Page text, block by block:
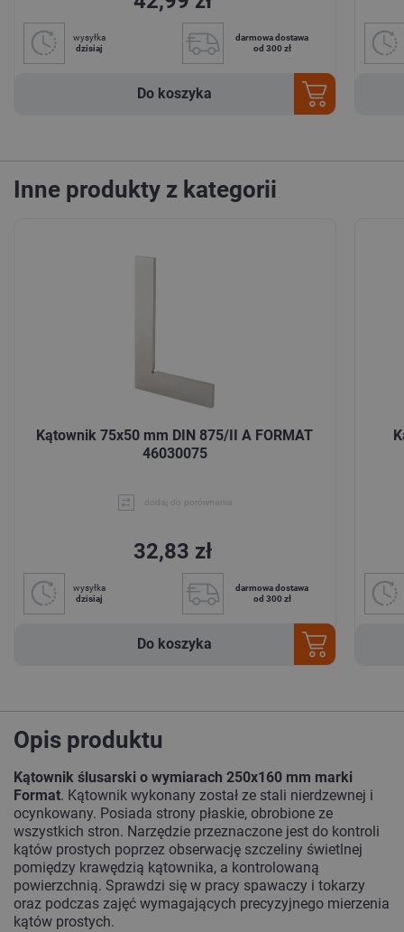
wysyłka
dzisiaj
darmowa dostawa
od 300 zł
Do koszyka
Inne produkty z kategorii
Kątownik 75x50 mm DIN 875/II A FORMAT
46030075
dodaj do porównania
32,83 zł
wysyłka
dzisiaj
darmowa dostawa
od 300 zł
Do koszyka
Opis produktu
Kątownik ślusarski o wymiarach 250x160 mm marki
Format. Kątownik wykonany został ze stali nierdzewnej i
ocynkowany. Posiada strony płaskie, obrobione ze
wszystkich stron. Narzędzie przeznaczone jest do kontroli
kątów prostych poprzez obserwację szczeliny świetlnej
pomiędzy krawędzią kątownika, a kontrolowaną
powierzchnią. Sprawdzi się w pracy spawaczy i tokarzy
oraz podczas zajęć wymagających precyzyjnego mierzenia
kątów prostych.